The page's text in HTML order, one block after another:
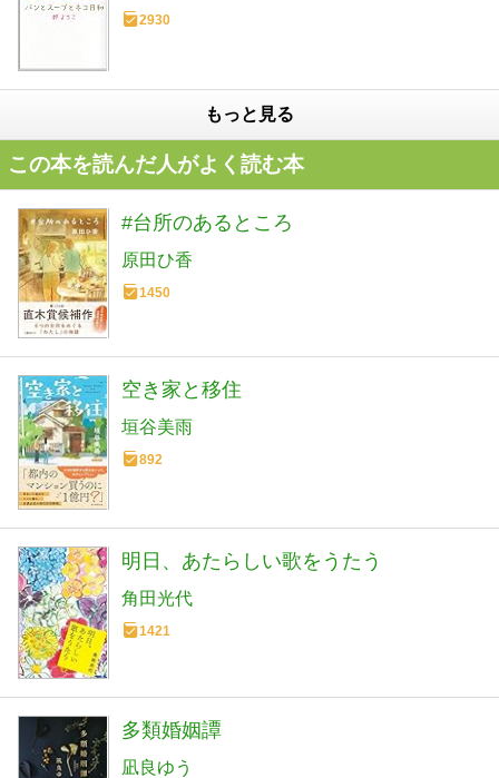
2930
もっと見る
この本を読んだ人がよく読む本
#台所のあるところ
原田ひ香
1450
空き家と移住
垣谷美雨
892
明日、あたらしい歌をうたう
角田光代
1421
多類婚姻譚
凪良ゆう